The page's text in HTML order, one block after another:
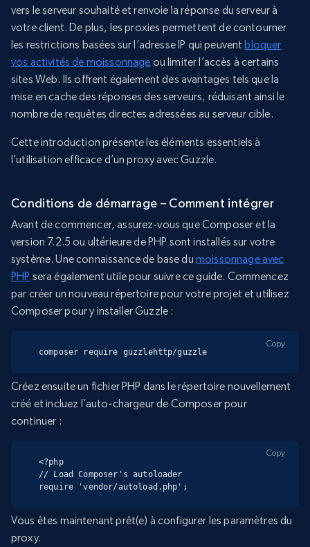
vers le serveur souhaité et renvoie la réponse du serveur à
votre client. De plus, les proxies permettent de contourner
les restrictions basées sur l’adresse IP qui peuvent bloquer
vos activités de moissonnage ou limiter l’accès à certains
sites Web. Ils offrent également des avantages tels que la
mise en cache des réponses des serveurs, réduisant ainsi le
nombre de requêtes directes adressées au serveur cible.
Cette introduction présente les éléments essentiels à
l’utilisation efficace d’un proxy avec Guzzle.
Conditions de démarrage – Comment intégrer
Avant de commencer, assurez-vous que Composer et la
version 7.2.5 ou ultérieure de PHP sont installés sur votre
système. Une connaissance de base du moissonnage avec
PHP sera également utile pour suivre ce guide. Commencez
par créer un nouveau répertoire pour votre projet et utilisez
Composer pour y installer Guzzle :
composer require guzzlehttp/guzzle
Copy
Créez ensuite un fichier PHP dans le répertoire nouvellement
créé et incluez l’auto-chargeur de Composer pour
continuer :
<?php
// Load Composer's autoloader
require 'vendor/autoload.php';
Copy
Vous êtes maintenant prêt(e) à configurer les paramètres du
proxy.